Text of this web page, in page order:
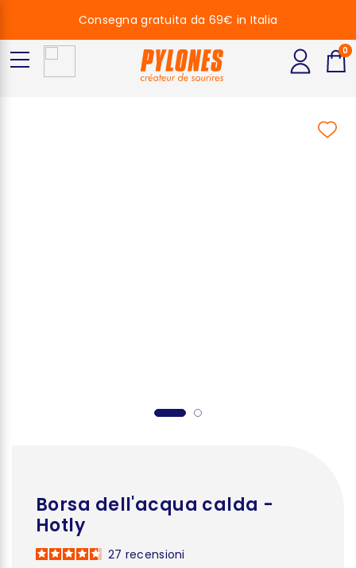
Borsa dell'acqua calda -
Hotly
27 recensioni
Consegna gratuita da 69€ in Italia
0